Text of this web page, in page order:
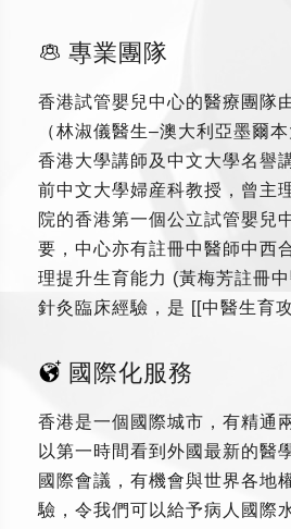
專業團隊
香港試管嬰兒中心的醫療團隊
（林淑儀醫生–澳大利亞墨爾
香港大學講師及中文大學名譽
前中文大學婦産科教授，曾主
院的香港第一個公立試管嬰兒
要，中心亦有註冊中醫師中西
理提升生育能力 (黃梅芳註冊
針灸臨床經驗，是 [[中醫生育
國際化服務
香港是一個國際城市，有精通
以第一時間看到外國最新的醫
國際會議，有機會與世界各地
驗，令我們可以給予病人國際